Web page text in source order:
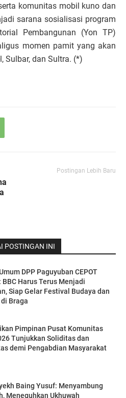
komunitas mobil kuno dan
sarana sosialisasi program
Pembangunan (Yon TP)
momen pamit yang akan
Sulbar, dan Sultra. (*)
Postingan Lebih Baru
POSTINGAN INI
DPP Paguyuban CEPOT
BBC Harus Terus Menjadi
Siap Gelar Festival Budaya dan
Braga
Pimpinan Pusat Komunitas
Tunjukkan Soliditas dan
demi Pengabdian Masyarakat
Baing Yusuf: Menyambung
Meneguhkan Ukhuwah